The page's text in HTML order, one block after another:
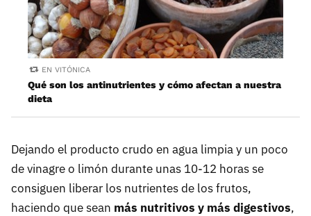
EN VITÓNICA
Qué son los antinutrientes y cómo afectan a nuestra
dieta
Dejando el producto crudo en agua limpia y un poco
de vinagre o limón durante unas 10-12 horas se
consiguen liberar los nutrientes de los frutos,
haciendo que sean más nutritivos y más digestivos,